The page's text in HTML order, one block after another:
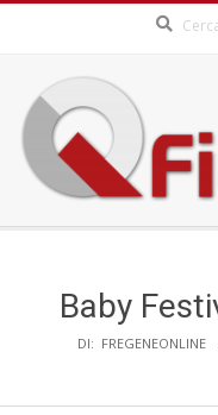
content
Baby
DI: FREGENEONLINE